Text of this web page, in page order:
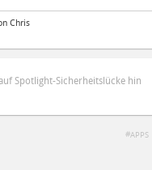
Chris
Spotlight-Sicherheitslücke hin
APPS